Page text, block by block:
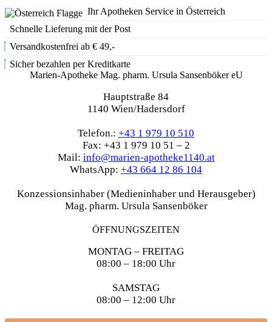
Ihr Apotheken Service in Österreich
Schnelle Lieferung mit der Post
Versandkostenfrei ab € 49,-
Sicher bezahlen per Kreditkarte
Marien-Apotheke Mag. pharm. Ursula Sansenböker eU
Hauptstraße 84
1140 Wien/Hadersdorf
Telefon.: +43 1 979 10 510
Fax: +43 1 979 10 51 – 2
Mail: info@marien-apotheke1140.at
WhatsApp: +43 664 12 86 104
Konzessionsinhaber (Medieninhaber und Herausgeber)
Mag. pharm. Ursula Sansenböker
ÖFFNUNGSZEITEN
MONTAG – FREITAG
08:00 – 18:00 Uhr
SAMSTAG
08:00 – 12:00 Uhr